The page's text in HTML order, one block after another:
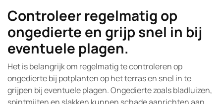
Controleer regelmatig op
ongedierte en grijp snel in bij
eventuele plagen.
Het is belangrijk om regelmatig te controleren op
ongedierte bij potplanten op het terras en snel in te
grijpen bij eventuele plagen. Ongedierte zoals bladluizen,